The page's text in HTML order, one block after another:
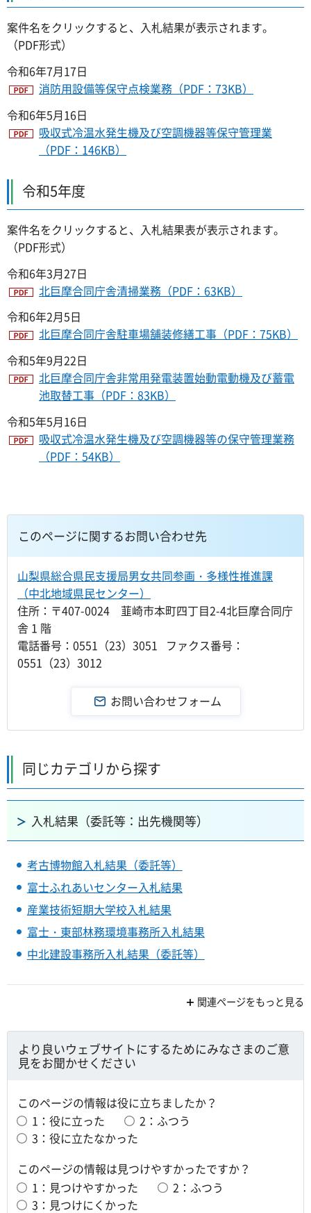
案件名をクリックすると、入札結果が表示されます。
（PDF形式）
令和6年7月17日
消防用設備等保守点検業務（PDF：73KB）
令和6年5月16日
吸収式冷温水発生機及び空調機器等保守管理業
（PDF：146KB）
令和5年度
案件名をクリックすると、入札結果表が表示されます。
（PDF形式）
令和6年3月27日
北巨摩合同庁舎清掃業務（PDF：63KB）
令和6年2月5日
北巨摩合同庁舎駐車場舗装修繕工事（PDF：75KB）
令和5年9月22日
北巨摩合同庁舎非常用発電装置始動電動機及び蓄電
池取替工事（PDF：83KB）
令和5年5月16日
吸収式冷温水発生機及び空調機器等の保守管理業務
（PDF：54KB）
このページに関するお問い合わせ先
山梨県総合県民支援局男女共同参画・多様性推進課
（中北地域県民センター）
住所：〒407-0024 韮崎市本町四丁目2-4北巨摩合同庁
舎 1 階
電話番号：0551（23）3051 ファクス番号：
0551（23）3012
同じカテゴリから探す
入札結果（委託等：出先機関等）
考古博物館入札結果（委託等）
富士ふれあいセンター入札結果
産業技術短期大学校入札結果
富士・東部林務環境事務所入札結果
中北建設事務所入札結果（委託等）
関連ページをもっと見る
より良いウェブサイトにするためにみなさまのご意
見をお聞かせください
このページの情報は役に立ちましたか？
1：役に立った
2：ふつう
3：役に立たなかった
このページの情報は見つけやすかったですか？
1：見つけやすかった
2：ふつう
3：見つけにくかった